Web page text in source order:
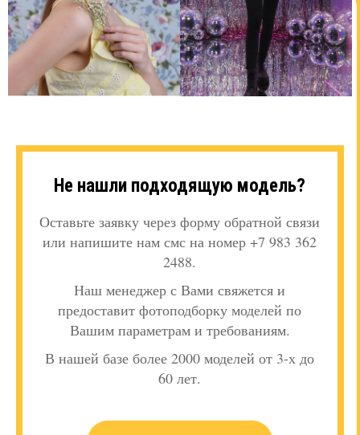
Не нашли подходящую модель?
Оставьте заявку через форму обратной связи
или напишите нам смс на номер +7 983 362
2488.
Наш менеджер с Вами свяжется и
предоставит фотоподборку моделей по
Вашим параметрам и требованиям.
В нашей базе более 2000 моделей от 3-х до
60 лет.